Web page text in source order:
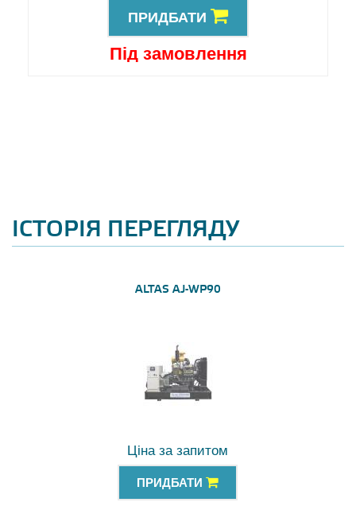
ПРИДБАТИ
Під замовлення
ІСТОРІЯ ПЕРЕГЛЯДУ
ALTAS AJ-WP90
Ціна за запитом
ПРИДБАТИ